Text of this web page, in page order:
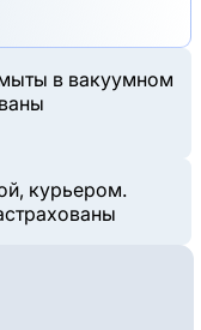
в вакуумном
курьером.